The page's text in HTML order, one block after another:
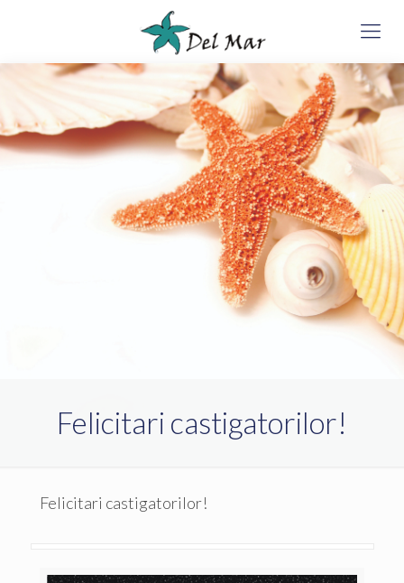
Felicitari castigatorilor!
Felicitari castigatorilor!